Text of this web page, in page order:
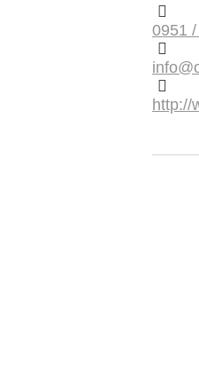
0951
http://